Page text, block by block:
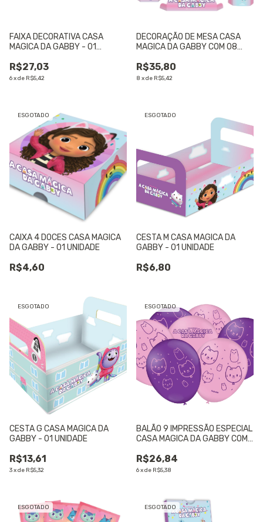
FAIXA DECORATIVA CASA
MAGICA DA GABBY - 01
R$27,03
6xde R$5,42
DECORAÇÃO DE MESA CASA
MAGICA DA GABBY COM 08
R$35,80
8 xde R$5,42
ESGOTADO
CAIXA 4 DOCES CASA MAGICA
DA GABBY - 01 UNIDADE
R$4,60
ESGOTADO
CESTA M CASA MAGICA DA
GABBY - 01 UNIDADE
R$6,80
ESGOTADO
CESTA G CASA MAGICA DA
GABBY - 01 UNIDADE
R$13,61
3xde R$5,32
ESGOTADO
BALÃO 9 IMPRESSÃO ESPECIAL
CASA MAGICA DA GABBY COM
R$26,84
6xde R$5,38
ESGOTADO ESGOTADO